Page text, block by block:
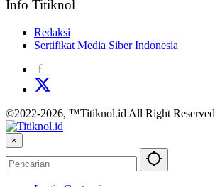
Info Titiknol
Redaksi
Sertifikat Media Siber Indonesia
©2022-2026, ™Titiknol.id All Right Reserved
×